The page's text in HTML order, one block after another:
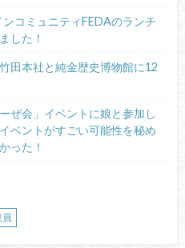
コミュニティFEDAのランチ
した！
田本社と純金歴史博物館に12
ぜ会」イベントに娘と参加し
ベントがすごい可能性を秘め
った！
員